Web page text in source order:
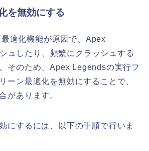
を無効にする
適化機能が原因で、Apex
ュしたり、頻繁にクラッシュする
そのため、Apex Legendsの実行フ
ーン最適化を無効にすることで、
があります。
にするには、以下の手順で行いま